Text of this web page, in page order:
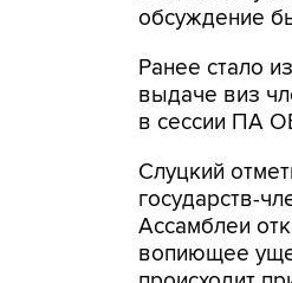
обсуждение
Ранее стало
выдаче виз
в сессии ПА
Слуцкий
государств-
Ассамблеи
вопиющее